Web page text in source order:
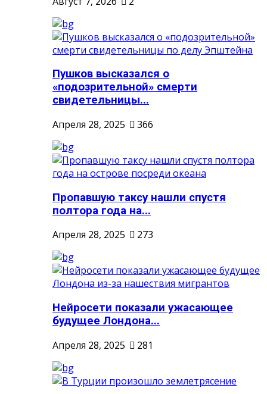
Пушков высказался о
«подозрительной» смерти
свидетельницы...
Апреля 28, 2025
366
Пропавшую таксу нашли спустя
полтора года на...
Апреля 28, 2025
273
Нейросети показали ужасающее
будущее Лондона...
Апреля 28, 2025
281